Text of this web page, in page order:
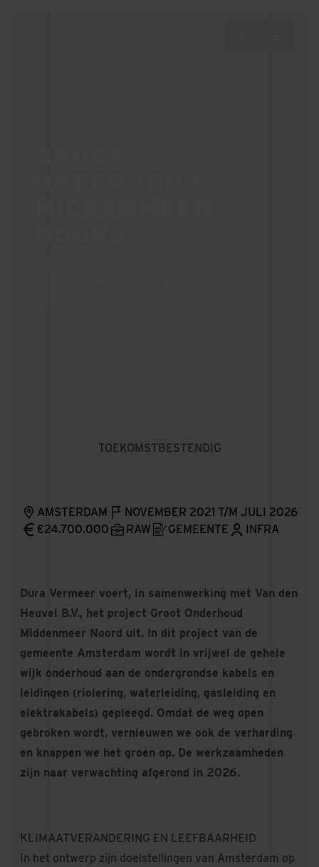
TOEKOMSTBESTENDIG
AMSTERDAM
NOVEMBER 2021 T/M JULI 2026
€24.700.000
RAW GEMEENTE INFRA
Dura Vermeer voert, in samenwerking met Van den
Heuvel B.V., het project Groot Onderhoud
Middenmeer Noord uit. In dit project van de
gemeente Amsterdam wordt in vrijwel de gehele
wijk onderhoud aan de ondergrondse kabels en
leidingen (riolering, waterleiding, gasleiding en
elektrakabels) gepleegd. Omdat de weg open
gebroken wordt, vernieuwen we ook de verharding
en knappen we het groen op. De werkzaamheden
zijn naar verwachting afgerond in 2026.
KLIMAATVERANDERING EN LEEFBAARHEID
In het ontwerp zijn doelstellingen van Amsterdam op